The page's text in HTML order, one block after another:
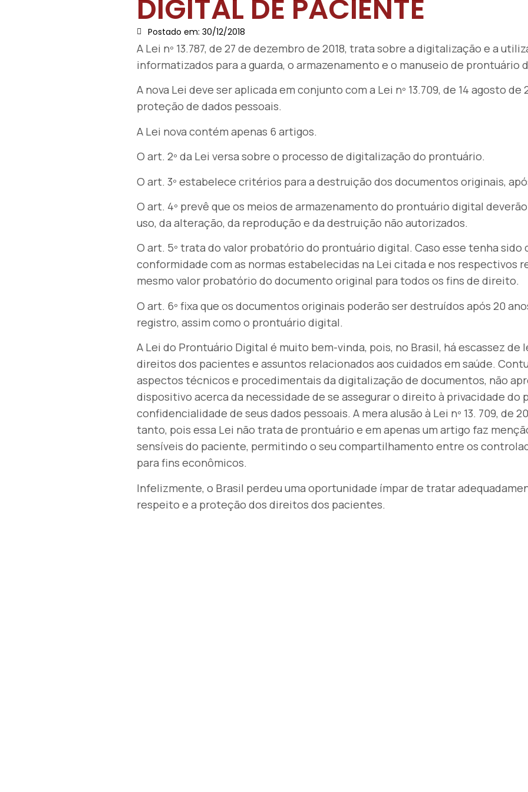
DIGITAL DE PACIENTE
Postado em: 30/12/2018
A Lei nº 13.787, de 27 de dezembro de 2018, trata sobre a digitalização e a
informatizados para a guarda, o armazenamento e o manuseio de prontuário
A nova Lei deve ser aplicada em conjunto com a Lei nº 13.709, de 14 agosto de
proteção de dados pessoais.
A Lei nova contém apenas 6 artigos.
O art. 2º da Lei versa sobre o processo de digitalização do prontuário.
O art. 3º estabelece critérios para a destruição dos documentos originais,
O art. 4º prevê que os meios de armazenamento do prontuário digital
uso, da alteração, da reprodução e da destruição não autorizados.
O art. 5º trata do valor probatório do prontuário digital. Caso esse tenha sido
conformidade com as normas estabelecidas na Lei citada e nos respectivos
mesmo valor probatório do documento original para todos os fins de direito.
O art. 6º fixa que os documentos originais poderão ser destruídos após 20
registro, assim como o prontuário digital.
A Lei do Prontuário Digital é muito bem-vinda, pois, no Brasil, há escassez de
direitos dos pacientes e assuntos relacionados aos cuidados em saúde.
aspectos técnicos e procedimentais da digitalização de documentos, não
dispositivo acerca da necessidade de se assegurar o direito à privacidade do
confidencialidade de seus dados pessoais. A mera alusão à Lei nº 13. 709, de
tanto, pois essa Lei não trata de prontuário e em apenas um artigo faz
sensíveis do paciente, permitindo o seu compartilhamento entre os
para fins econômicos.
Infelizmente, o Brasil perdeu uma oportunidade ímpar de tratar
respeito e a proteção dos direitos dos pacientes.